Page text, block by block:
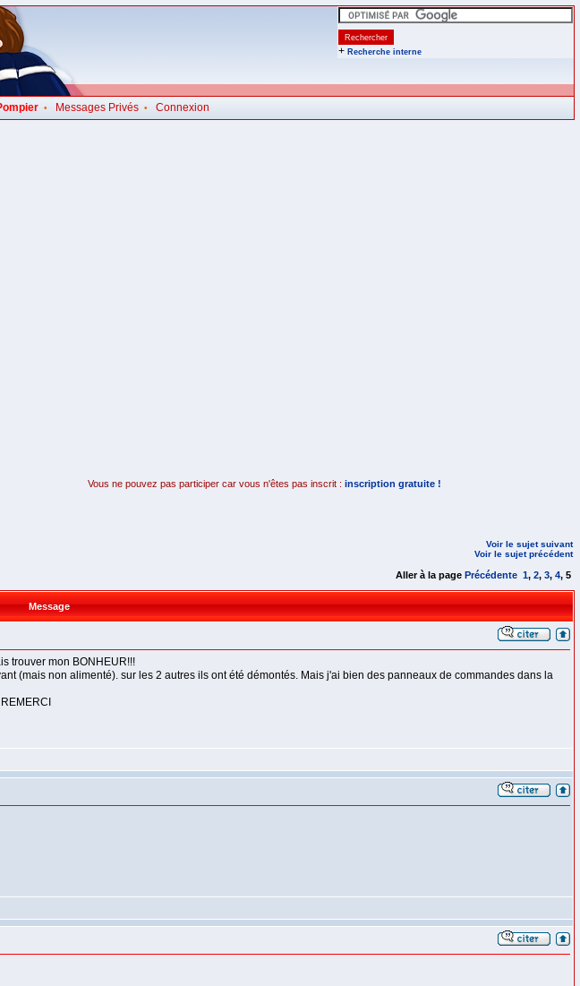
+ Recherche interne
• Messages Privés• Connexion
Vous ne pouvez pas participer car vous n'êtes pas inscrit : inscription gratuite !
Voir le sujet suivant
Voir le sujet précédent
Aller à la page Précédente 1, 2, 3, 4, 5
Message
trouver mon BONHEUR!!!
(mais non alimenté). sur les 2 autres ils ont été démontés. Mais j'ai bien des panneaux de commandes dans la